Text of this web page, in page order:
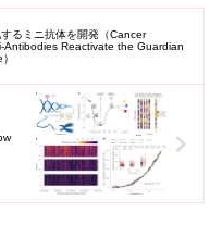
るミニ抗体を開発（Cancer
Antibodies Reactivate the Guardian